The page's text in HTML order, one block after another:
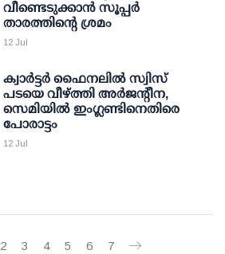
വീണ്ടെടുക്കാൻ സൂപ്പർ
താരത്തിന്റെ ശ്രമം
12 Jul
ക്വാർട്ടർ ഫൈനലിൽ സ്വിസ്
പടയെ വീഴ്ത്തി അർജന്റീന,
സെമിയിൽ ഇംഗ്ലണ്ടിനെതിരെ
പോരാട്ടം
12 Jul
2 3 4 5 6 7